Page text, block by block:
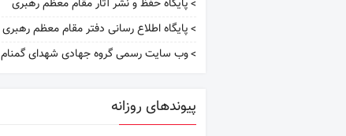
پایگاه حفظ و نشر آثار مقام معظم رهبری
پایگاه اطلاع رسانی دفتر مقام معظم رهبری
وب سایت رسمی گروه جهادی شهدای گمنام
پیوندهای روزانه